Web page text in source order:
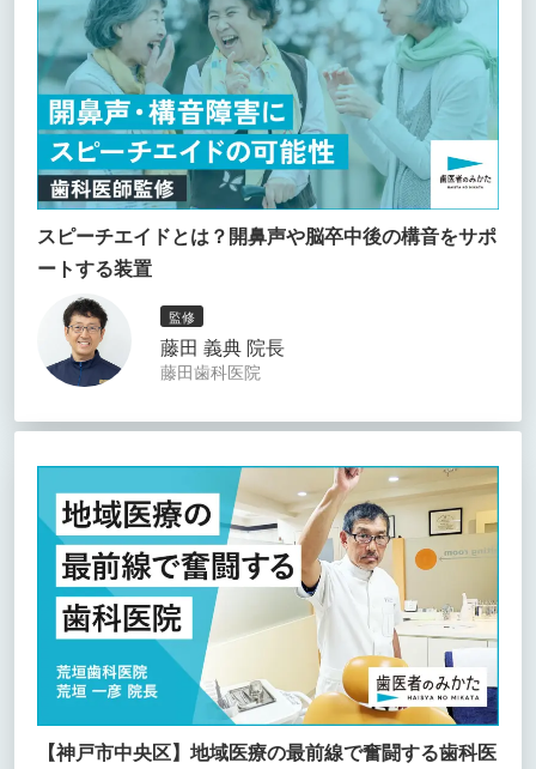
スピーチエイドとは？開鼻声や脳卒中後の構音をサポ
ートする装置
監修
藤田 義典 院長
藤田歯科医院
【神戸市中央区】地域医療の最前線で奮闘する歯科医